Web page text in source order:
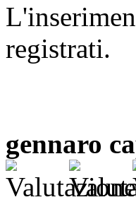
registrati.
gennaro